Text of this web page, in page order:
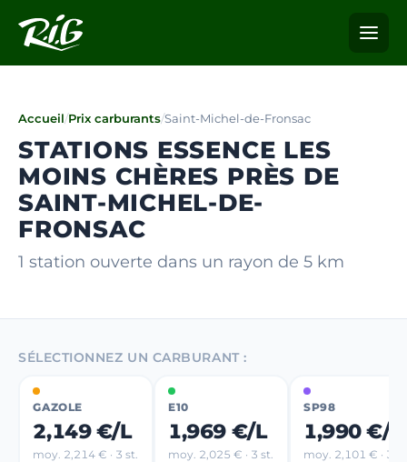
Accueil/Prix carburants/Saint-Michel-de-Fronsac
STATIONS ESSENCE LES
MOINS CHÈRES PRÈS DE
SAINT-MICHEL-DE-
FRONSAC
1 station ouverte dans un rayon de 5 km
SÉLECTIONNEZ UN CARBURANT :
GAZOLE
2,149 €/L
moy. 2,214 € · 3 st.
E10
1,969 €/L
moy. 2,025 € · 3 st.
SP98
1,990 €/L
moy. 2,101 € · 3